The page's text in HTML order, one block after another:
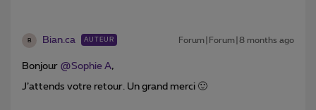
B Bian.ca AUTEUR Forum|Forum|8 months ago
Bonjour ​ @Sophie A,
J’attends votre retour. Un grand merci 🙂